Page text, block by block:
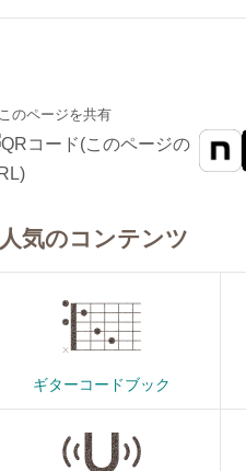
このページを共有
人気のコンテンツ
ギターコードブック